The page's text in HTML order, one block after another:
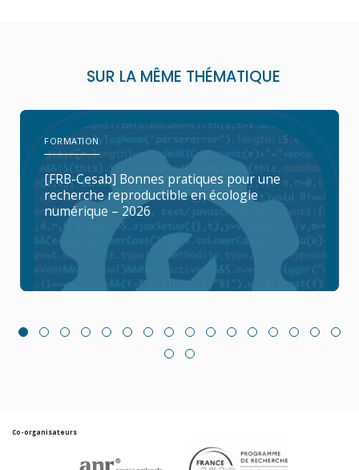
SUR LA MÊME THÉMATIQUE
FORMATION
[FRB-Cesab] Bonnes pratiques pour une
recherche reproductible en écologie
numérique – 2026
Co-organisateurs